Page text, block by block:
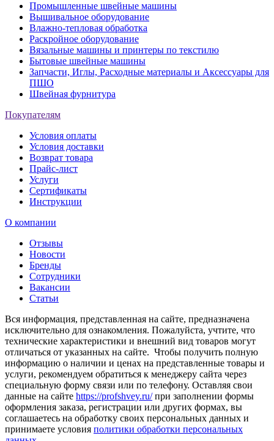
Промышленные швейные машины
Вышивальное оборудование
Влажно-тепловая обработка
Раскройное оборудование
Вязальные машины и принтеры по текстилю
Бытовые швейные машины
Запчасти, Иглы, Расходные материалы и Аксессуары для
ПШО
Швейная фурнитура
Покупателям
Условия оплаты
Условия доставки
Возврат товара
Прайс-лист
Услуги
Сертификаты
Инструкции
О компании
Отзывы
Новости
Бренды
Сотрудники
Вакансии
Статьи
Вся информация, представленная на сайте, предназначена
исключительно для ознакомления. Пожалуйста, учтите, что
технические характеристики и внешний вид товаров могут
отличаться от указанных на сайте. Чтобы получить полную
информацию о наличии и ценах на представленные товары и
услуги, рекомендуем обратиться к менеджеру сайта через
специальную форму связи или по телефону. Оставляя свои
данные на сайте https://profshvey.ru/при заполнении формы
оформления заказа, регистрации или других формах, вы
соглашаетесь на обработку своих персональных данных и
принимаете условия политики обработки персональных